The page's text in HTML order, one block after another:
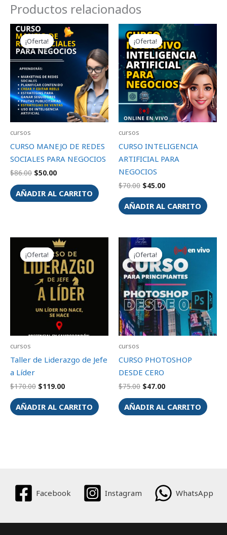
Productos relacionados
¡Oferta!
¡Oferta!
cursos
CURSO MANEJO DE REDES
SOCIALES PARA NEGOCIOS
$86.00
El
precio
original
era:
$86.00.
$50.00
precio
actual
es:
$50.00.
AÑADIR AL CARRITO
¡Oferta!
¡Oferta!
cursos
CURSO INTELIGENCIA
ARTIFICIAL PARA
NEGOCIOS
$70.00
El
precio
original
era:
$70.00.
$45.00
El
precio
actual
es:
$45.00.
AÑADIR AL CARRITO
¡Oferta!
¡Oferta!
cursos
Taller de Liderazgo de Jefe
a Líder
$170.00
precio
original
era:
$170.00.
$119.00
El
precio
actual
es:
$119.00.
AÑADIR AL CARRITO
¡Oferta!
¡Oferta!
cursos
CURSO PHOTOSHOP
DESDE CERO
$75.00
El
precio
original
era:
$75.00.
$47.00
precio
actual
es:
$47.00.
AÑADIR AL CARRITO
Facebook Instagram WhatsApp